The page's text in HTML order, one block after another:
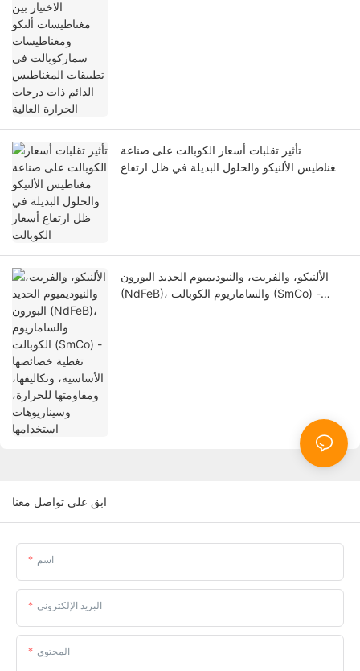
تأثير تقلبات أسعار الكوبالت على صناعة
مغناطيس الألنيكو والحلول البديلة في ظل ارتفاع
الألنيكو، والفريت، والنيوديميوم الحديد البورون
(NdFeB)، والساماريوم الكوبالت (SmCo) -
ابق على تواصل معنا
اسم
البريد الإلكتروني
المحتوى